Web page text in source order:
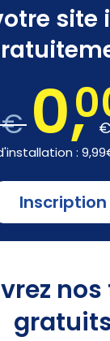
site
0, €
:
Inscription